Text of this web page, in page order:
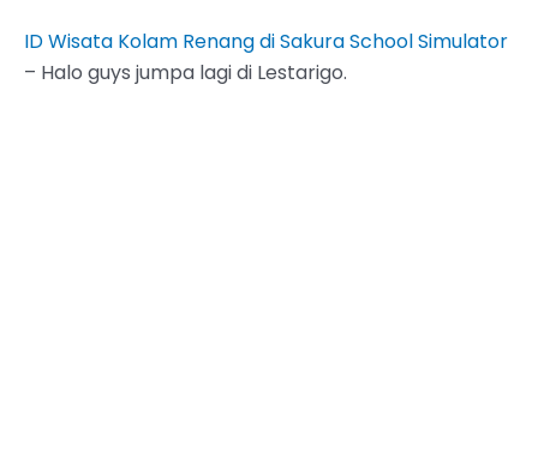
ID Wisata Kolam Renang di Sakura School Simulator
– Halo guys jumpa lagi di Lestarigo.